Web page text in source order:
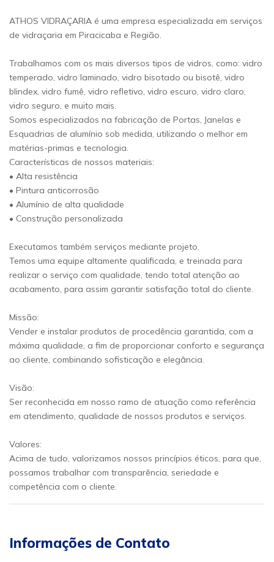
ATHOS VIDRAÇARIA é uma empresa especializada em serviços
de vidraçaria em Piracicaba e Região.
Trabalhamos com os mais diversos tipos de vidros, como: vidro
temperado, vidro laminado, vidro bisotado ou bisotê, vidro
blindex, vidro fumê, vidro refletivo, vidro escuro, vidro claro,
vidro seguro, e muito mais.
Somos especializados na fabricação de Portas, Janelas e
Esquadrias de alumínio sob medida, utilizando o melhor em
matérias-primas e tecnologia.
Características de nossos materiais:
• Alta resistência
• Pintura anticorrosão
• Alumínio de alta qualidade
• Construção personalizada
Executamos também serviços mediante projeto.
Temos uma equipe altamente qualificada, e treinada para
realizar o serviço com qualidade, tendo total atenção ao
acabamento, para assim garantir satisfação total do cliente.
Missão:
Vender e instalar produtos de procedência garantida, com a
máxima qualidade, a fim de proporcionar conforto e segurança
ao cliente, combinando sofisticação e elegância.
Visão:
Ser reconhecida em nosso ramo de atuação como referência
em atendimento, qualidade de nossos produtos e serviços.
Valores:
Acima de tudo, valorizamos nossos princípios éticos, para que,
possamos trabalhar com transparência, seriedade e
competência com o cliente.
Informações de Contato